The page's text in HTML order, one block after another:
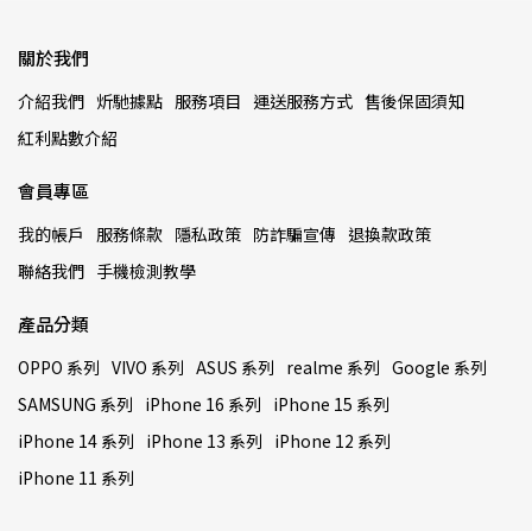
關於我們
介紹我們 炘馳據點 服務項目 運送服務方式 售後保固須知
紅利點數介紹
會員專區
我的帳戶 服務條款 隱私政策 防詐騙宣傳 退換款政策
聯絡我們 手機檢測教學
產品分類
OPPO 系列 VIVO 系列 ASUS 系列 realme 系列 Google 系列
SAMSUNG 系列 iPhone 16 系列 iPhone 15 系列
iPhone 14 系列 iPhone 13 系列 iPhone 12 系列
iPhone 11 系列